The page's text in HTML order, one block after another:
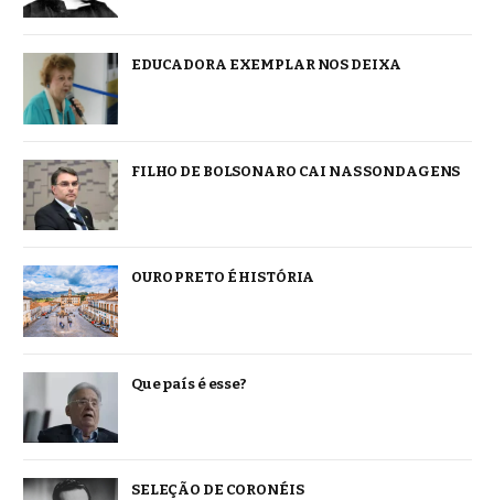
EDUCADORA EXEMPLAR NOS DEIXA
FILHO DE BOLSONARO CAI NAS SONDAGENS
OURO PRETO É HISTÓRIA
Que país é esse?
SELEÇÃO DE CORONÉIS